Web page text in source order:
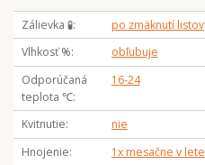
Zálievka 🧪
po zmäknutí listov
Vlhkosť %
obľubuje
Odporúčaná
teplota ℃
16-24
Kvitnutie
nie
Hnojenie
1x mesačne v lete